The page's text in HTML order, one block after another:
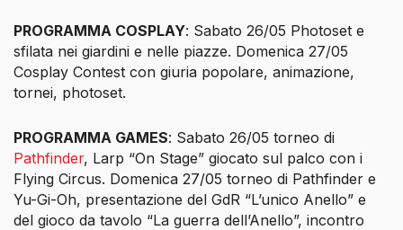
PROGRAMMA COSPLAY: Sabato 26/05 Photoset e
sfilata nei giardini e nelle piazze. Domenica 27/05
Cosplay Contest con giuria popolare, animazione,
tornei, photoset.
PROGRAMMA GAMES: Sabato 26/05 torneo di
Pathfinder, Larp “On Stage” giocato sul palco con i
Flying Circus. Domenica 27/05 torneo di Pathfinder e
Yu-Gi-Oh, presentazione del GdR “L’unico Anello” e
del gioco da tavolo “La guerra dell’Anello”, incontro